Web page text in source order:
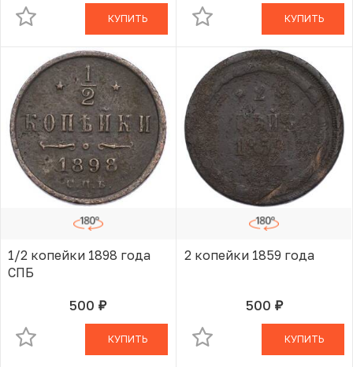
КУПИТЬ КУПИТЬ
1/2 копейки 1898 года
СПБ
500 руб.
В КОРЗИНЕ
КУПИТЬ
2 копейки 1859 года
500 руб.
В КОРЗИНЕ
КУПИТЬ